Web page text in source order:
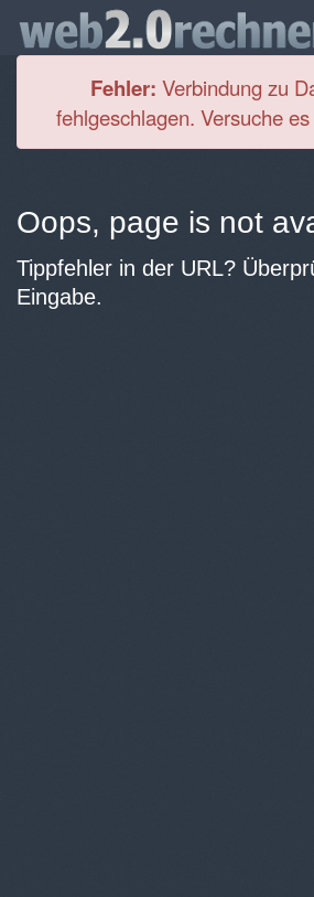
Fehler: Verbindung zu
fehlgeschlagen. Versuche
Oops, page is not
Tippfehler in der URL?
Eingabe.